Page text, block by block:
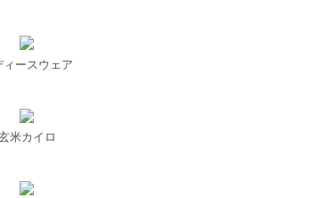
ィースウェア
米カイロ